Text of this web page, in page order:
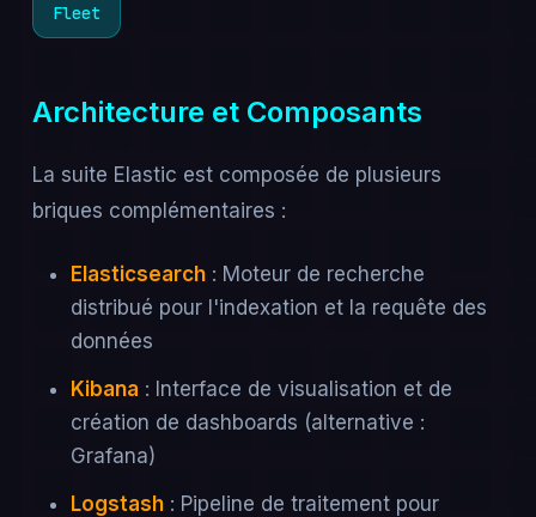
Fleet
Architecture et Composants
La suite Elastic est composée de plusieurs
briques complémentaires :
Elasticsearch: Moteur de recherche
distribué pour l'indexation et la requête des
données
Kibana : Interface de visualisation et de
création de dashboards (alternative :
Grafana)
Logstash: Pipeline de traitement pour